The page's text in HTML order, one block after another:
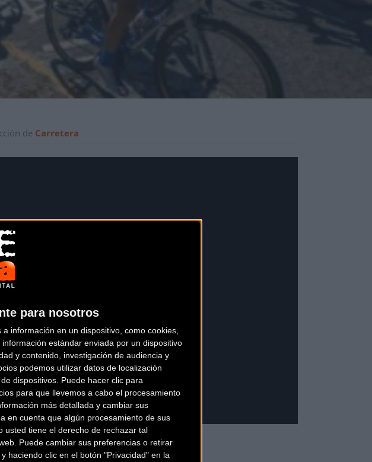
para nosotros
información en un dispositivo, como cookies,
estándar enviada por un dispositivo
y contenido, investigación de audiencia y
podemos utilizar datos de localización
dispositivos. Puede hacer clic para
para que llevemos a cabo el procesamiento
más detallada y cambiar sus
en cuenta que algún procesamiento de sus
usted tiene el derecho de rechazar tal
Puede cambiar sus preferencias o retirar
haciendo clic en el botón "Privacidad" en la
de Carretera